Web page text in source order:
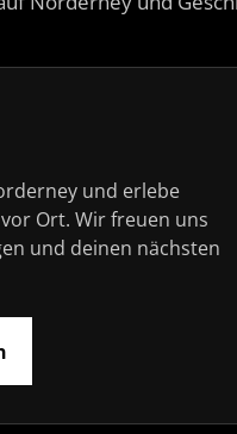
und erlebe
Ort. Wir freuen uns
und deinen nächsten